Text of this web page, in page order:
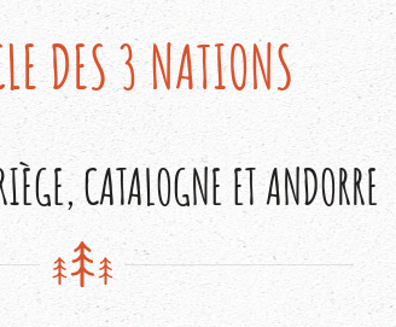
DES 3 NATIONS
CATALOGNE ET ANDORRE